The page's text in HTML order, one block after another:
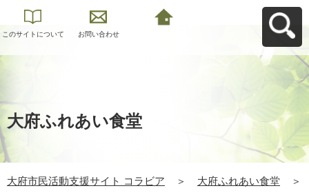
このサイトについて お問い合わせ
大府ふれあい食堂
大府市民活動支援サイト コラビア ＞ 大府ふれあい食堂
＞